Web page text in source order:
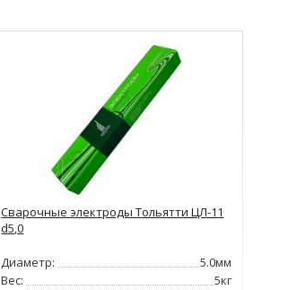
Сварочные электроды Тольятти ЦЛ-11
d5,0
Диаметр:
5.0мм
Вес:
5кг